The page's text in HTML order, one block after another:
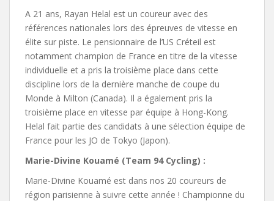
A 21 ans, Rayan Helal est un coureur avec des
références nationales lors des épreuves de vitesse en
élite sur piste. Le pensionnaire de l’US Créteil est
notamment champion de France en titre de la vitesse
individuelle et a pris la troisième place dans cette
discipline lors de la dernière manche de coupe du
Monde à Milton (Canada). Il a également pris la
troisième place en vitesse par équipe à Hong-Kong.
Helal fait partie des candidats à une sélection équipe de
France pour les JO de Tokyo (Japon).
Marie-Divine Kouamé (Team 94 Cycling) :
Marie-Divine Kouamé est dans nos 20 coureurs de
région parisienne à suivre cette année ! Championne du